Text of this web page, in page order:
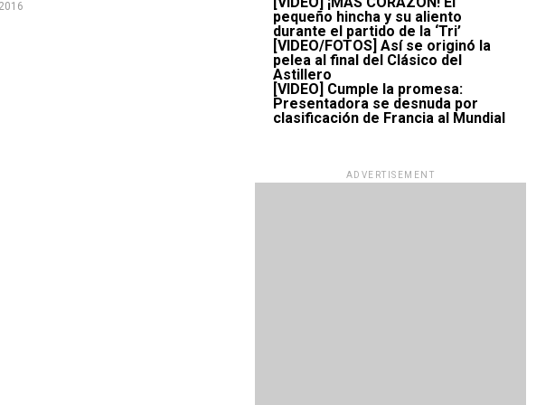
pequeño hincha y su aliento
durante el partido de la ‘Tri’
[VIDEO/FOTOS] Así se originó la
pelea al final del Clásico del
Astillero
[VIDEO] Cumple la promesa:
Presentadora se desnuda por
clasificación de Francia al Mundial
ADVERTISEMENT